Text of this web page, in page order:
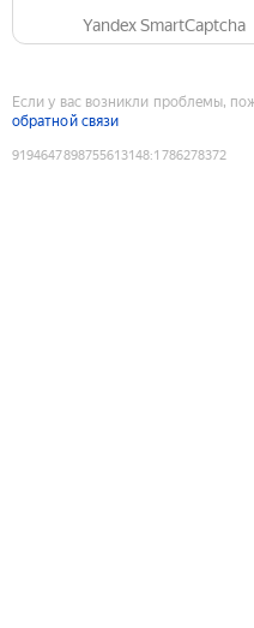
Yandex SmartCaptcha
Если у вас возникли проблемы,
обратной связи
9194647898755613148:1786278372